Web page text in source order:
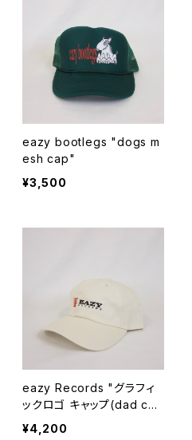
eazy bootlegs "dogs m
esh cap"
¥3,500
eazy Records "グラフィ
ックロゴ キャップ(dad ca
p)"
¥4,200